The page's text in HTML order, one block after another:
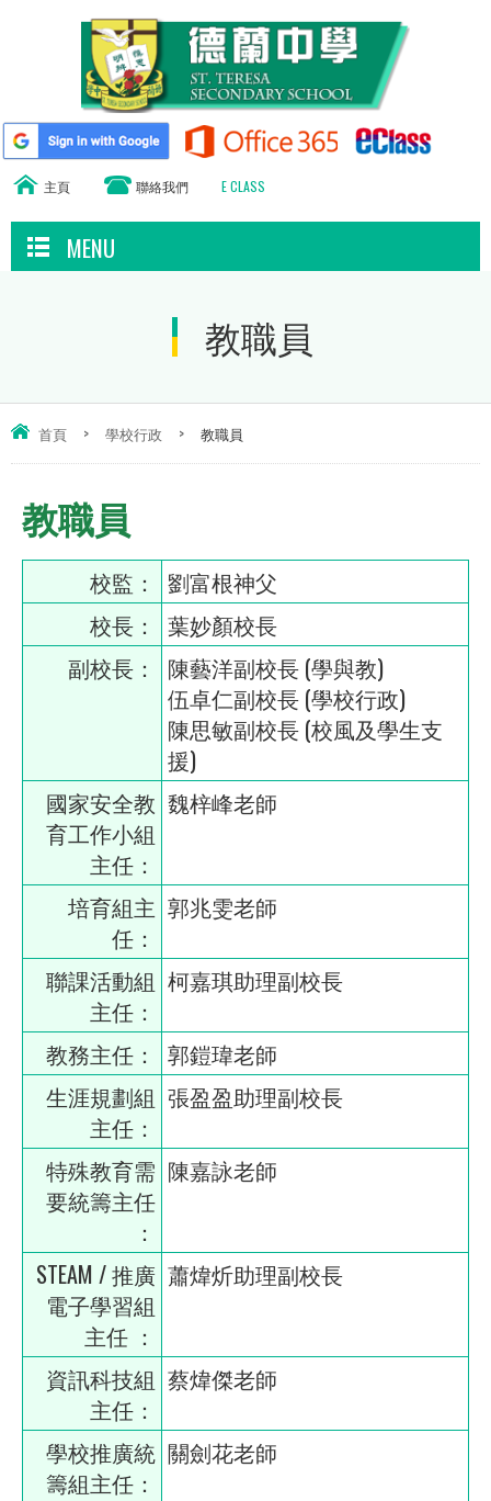
主頁 聯絡我們 E CLASS
MENU
教職員
首頁 > 學校行政 > 教職員
教職員
校監：
劉富根神父
校長：
葉妙顏校長
副校長：
陳藝洋副校長 (學與教)
伍卓仁副校長 (學校行政)
陳思敏副校長 (校風及學生支
援)
國家安全教
育工作小組
主任：
魏梓峰老師
培育組主
任：
郭兆雯老師
聯課活動組
主任：
柯嘉琪助理副校長
教務主任：
郭鎧瑋老師
生涯規劃組
主任：
張盈盈助理副校長
特殊教育需
要統籌主任
：
陳嘉詠老師
STEAM / 推廣
電子學習組
主任 ：
蕭煒炘助理副校長
資訊科技組
主任：
蔡煒傑老師
學校推廣統
籌組主任：
關劍花老師